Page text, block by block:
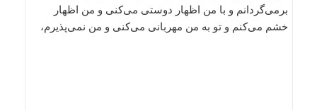
برمى‌گردانم و با من اظهار دوستى مى‌كنى و من اظهار
خشم مى‌كنم و تو به من مهربانى مى‌كنى و من نمى‌پذيرم،